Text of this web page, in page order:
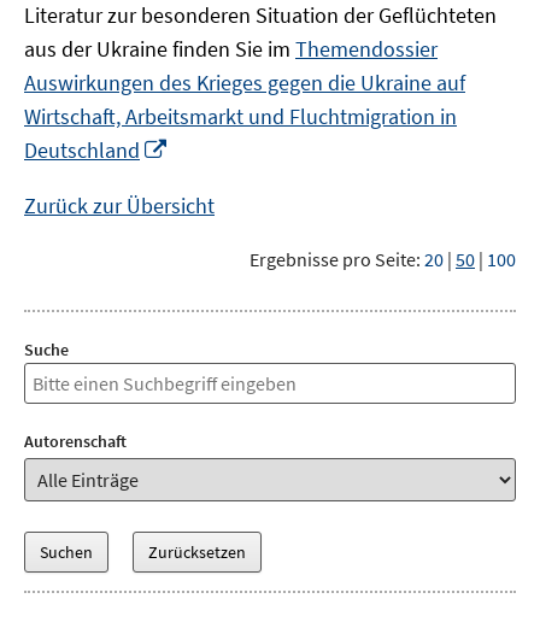
Literatur zur besonderen Situation der Geflüchteten
aus der Ukraine finden Sie im Themendossier
Auswirkungen des Krieges gegen die Ukraine auf
Wirtschaft, Arbeitsmarkt und Fluchtmigration in
Deutschland
Fenster
Zurück zur Übersicht
Ergebnisse pro Seite: 20 | 50 | 100
Suche
Autorenschaft